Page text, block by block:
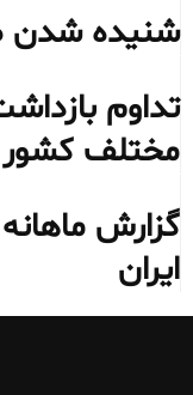
شنیده شدن
تداوم
مختلف کشور
گزارش
ایران